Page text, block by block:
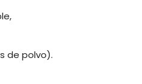
de polvo).